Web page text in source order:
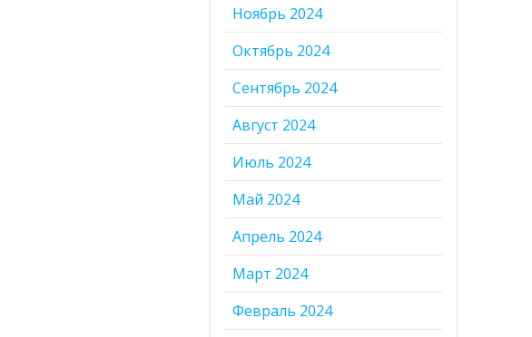
Ноябрь 2024
Октябрь 2024
Сентябрь 2024
Август 2024
Июль 2024
Май 2024
Апрель 2024
Март 2024
Февраль 2024